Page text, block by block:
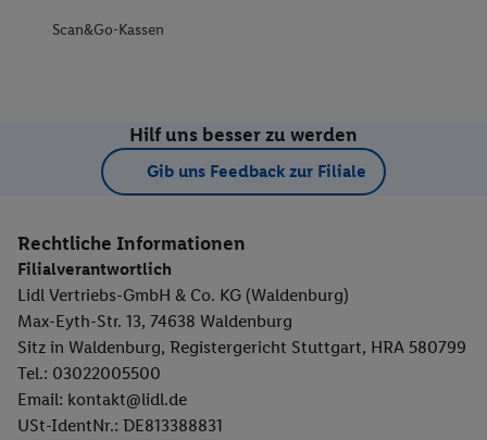
Scan&Go-Kassen
Hilf uns besser zu werden
Gib uns Feedback zur Filiale
Rechtliche Informationen
Filialverantwortlich
Lidl Vertriebs-GmbH & Co. KG (Waldenburg)
Max-Eyth-Str. 13, 74638 Waldenburg
Sitz in Waldenburg, Registergericht Stuttgart, HRA 580799
Tel.: 03022005500
Email: kontakt@lidl.de
USt-IdentNr.: DE813388831